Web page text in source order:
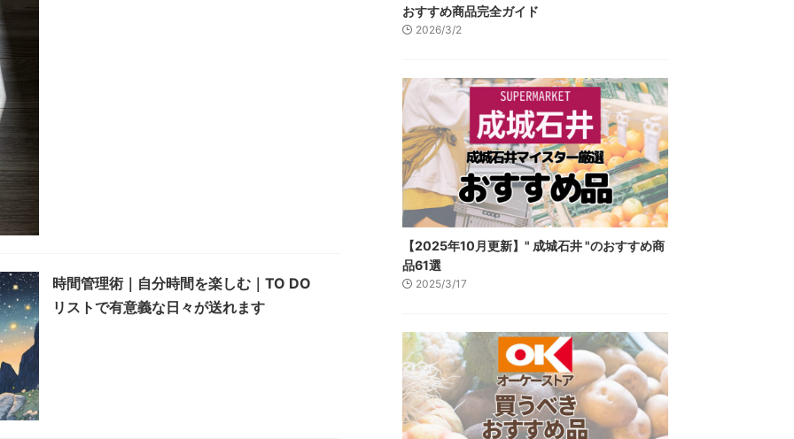
時間管理術｜自分時間を楽しむ｜TO DO
リストで有意義な日々が送れます
おすすめ商品完全ガイド
2026/3/2
【2025年10月更新】" 成城石井 "のおすすめ商
品61選
2025/3/17